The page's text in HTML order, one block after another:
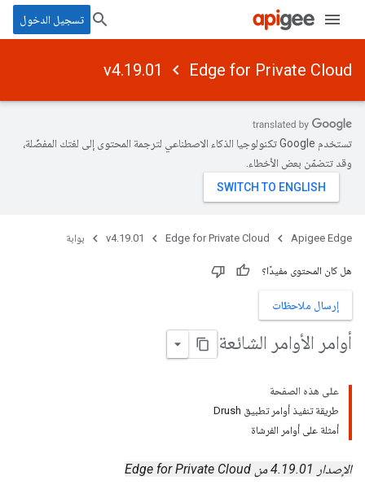
تسجيل الدخول
Edge for Private Cloud
v4.19.01
تستخدم Google تكنولوجيا الذكاء الاصطناعي لترجمة المحتوى إلى لغتك المفضّلة،
وقد تتضمّن بعض الأخطاء.
Apigee Edge
Edge for Private Cloud
v4.19.01 بوابة
هل كان المحتوى مفيدًا؟
إرسال ملاحظات
أوامر الأوامر الشائعة
على هذه الصفحة
طريقة تنفيذ أوامر تطبيق Drush
أمثلة على أوامر الفرشاة
الإصدار 4.19.01 من Edge for Private Cloud